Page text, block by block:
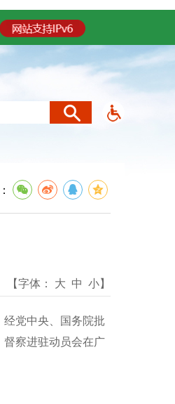
【字体： 大 中 小】
经党中央、国务院批
督察进驻动员会在广